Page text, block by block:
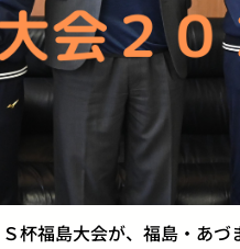
杯福島大会が、福島・あ